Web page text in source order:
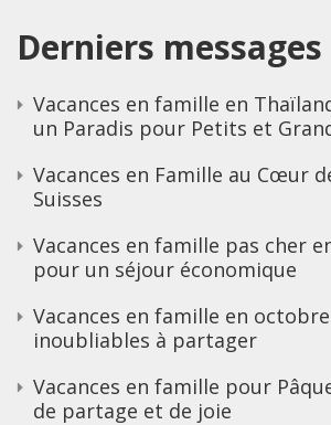
Derniers messages
Vacances en famille en
un Paradis pour Petits et
Vacances en Famille au Cœur
Suisses
Vacances en famille pas cher
pour un séjour économique
Vacances en famille en octobre
inoubliables à partager
Vacances en famille pour
de partage et de joie